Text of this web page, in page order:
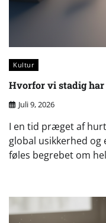
Kultur
Hvorfor vi stadig har
Juli 9, 2026
I en tid præget af
global usikkerhed
føles begrebet om